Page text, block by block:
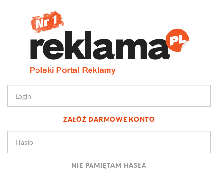
ZAŁÓŻ DARMOWE KONTO
NIE PAMIĘTAM HASŁA